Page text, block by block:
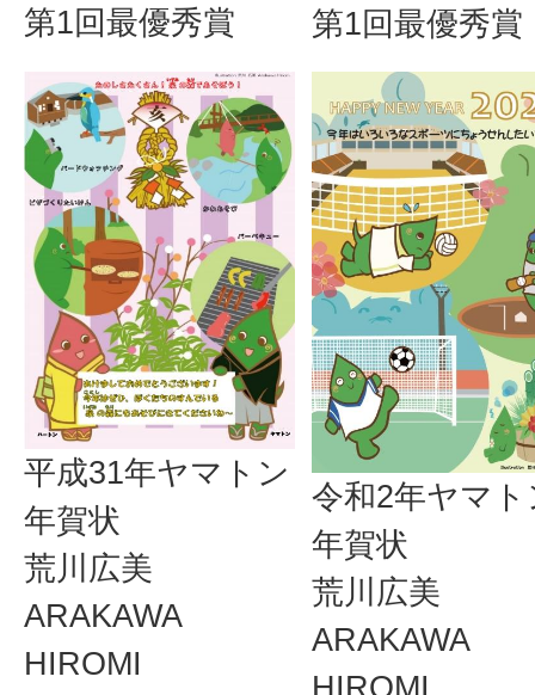
第1回最優秀賞
第1回最優秀賞
平成31年ヤマトン
年賀状
荒川広美
ARAKAWA
HIROMI
令和2年ヤマト
年賀状
荒川広美
ARAKAWA
HIROMI